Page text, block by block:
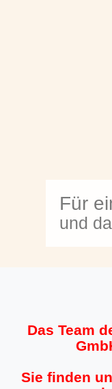
Für
und
Das Team
Sie finden